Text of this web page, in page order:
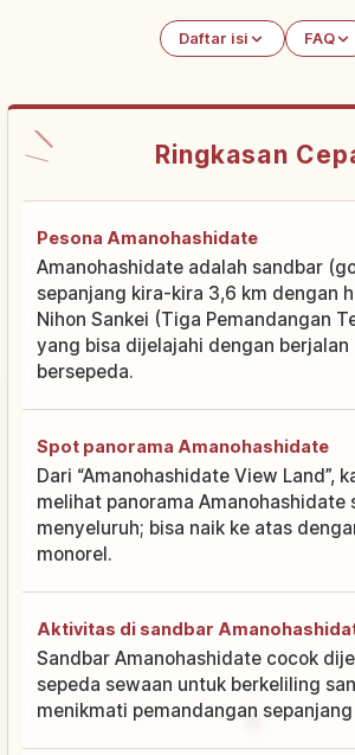
Daftar isi FAQ
Ringkasan
Pesona Amanohashidate
Amanohashidate adalah sandbar
sepanjang kira-kira 3,6 km dengan
Nihon Sankei (Tiga Pemandangan
yang bisa dijelajahi dengan berjalan
bersepeda.
Spot panorama Amanohashidate
Dari “Amanohashidate View Land”,
melihat panorama Amanohashidate
menyeluruh; bisa naik ke atas
monorel.
Aktivitas di sandbar
Sandbar Amanohashidate cocok
sepeda sewaan untuk berkeliling
menikmati pemandangan